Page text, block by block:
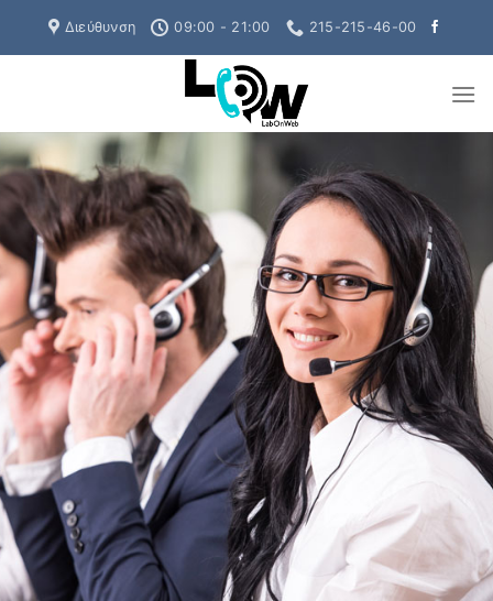
Διεύθυνση 09:00 - 21:00 215-215-46-00